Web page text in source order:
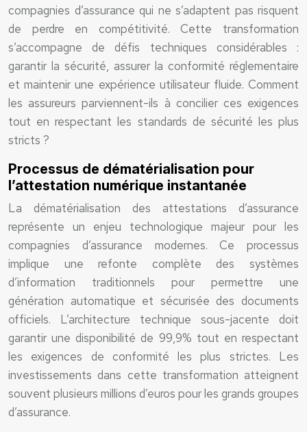
compagnies d’assurance qui ne s’adaptent pas risquent
de perdre en compétitivité. Cette transformation
s’accompagne de défis techniques considérables :
garantir la sécurité, assurer la conformité réglementaire
et maintenir une expérience utilisateur fluide. Comment
les assureurs parviennent-ils à concilier ces exigences
tout en respectant les standards de sécurité les plus
stricts ?
Processus de dématérialisation pour
l’attestation numérique instantanée
La dématérialisation des attestations d’assurance
représente un enjeu technologique majeur pour les
compagnies d’assurance modernes. Ce processus
implique une refonte complète des systèmes
d’information traditionnels pour permettre une
génération automatique et sécurisée des documents
officiels. L’architecture technique sous-jacente doit
garantir une disponibilité de 99,9% tout en respectant
les exigences de conformité les plus strictes. Les
investissements dans cette transformation atteignent
souvent plusieurs millions d’euros pour les grands groupes
d’assurance.